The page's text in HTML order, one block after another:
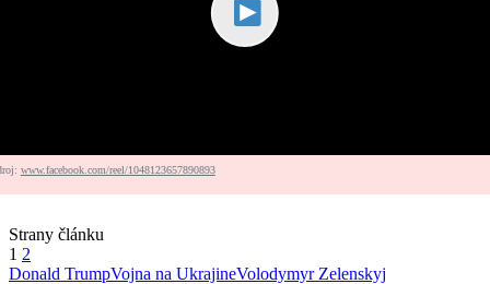
www.facebook.com/reel/1048123657890893
Strany článku
1 2
Donald TrumpVojna na UkrajineVolodymyr Zelenskyj